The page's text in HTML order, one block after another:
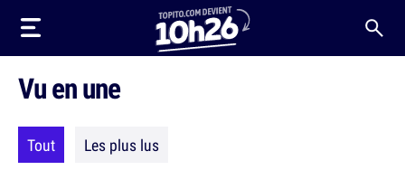
Vu en une
Tout Les plus lus